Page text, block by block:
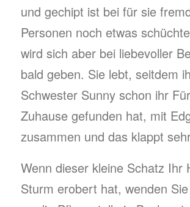
und gechipt ist bei für sie
Personen noch etwas
wird sich aber bei liebevoller
bald geben. Sie lebt, seitdem
Schwester Sunny schon ihr
Zuhause gefunden hat, mit
zusammen und das klappt
Wenn dieser kleine Schatz Ihr
Sturm erobert hat, wenden